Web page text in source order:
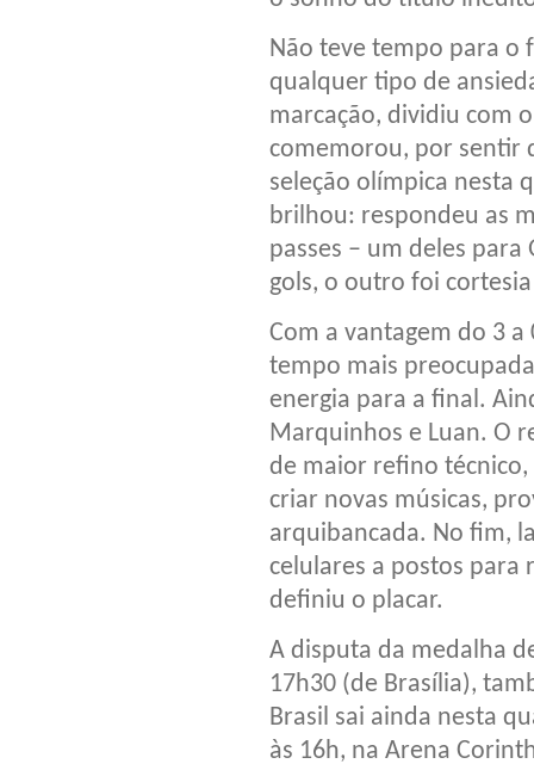
Não teve tempo para o
qualquer tipo de
marcação, dividiu com
comemorou, por sentir
seleção olímpica nesta
brilhou: respondeu as
passes – um deles para
gols, o outro foi
Com a vantagem do 3
tempo mais
energia para a final.
Marquinhos e Luan. O
de maior refino
criar novas músicas,
arquibancada. No fim,
celulares a postos para
definiu o placar.
A disputa da medalha
17h30 (de Brasília),
Brasil sai ainda nesta
às 16h, na Arena